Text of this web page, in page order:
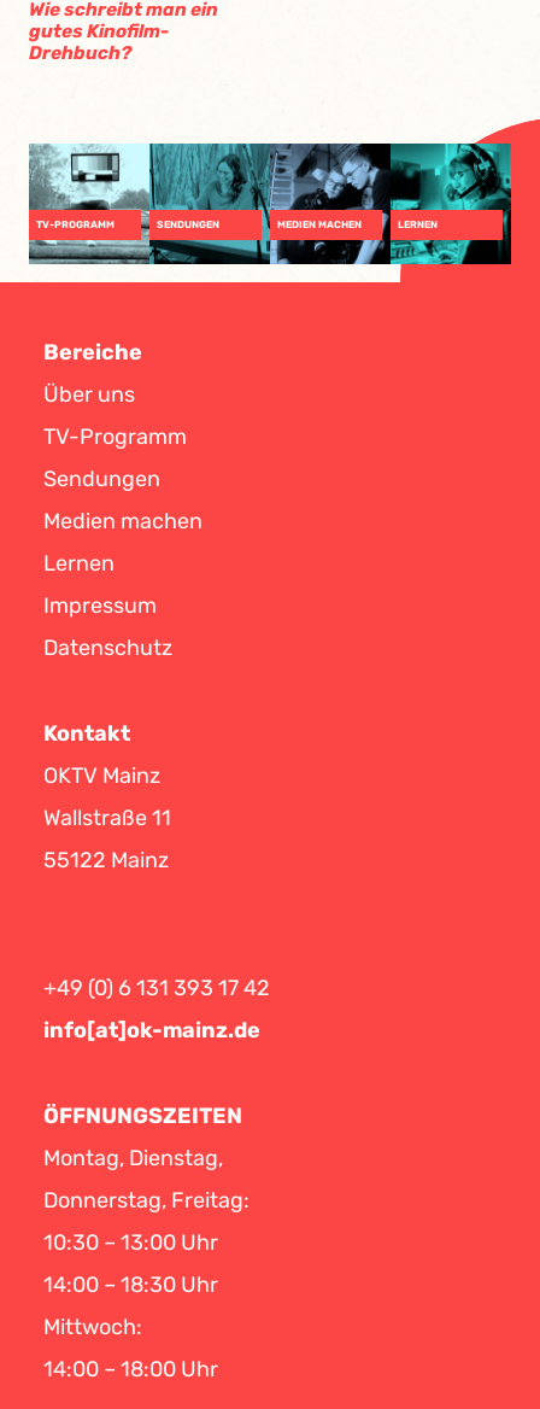
Wie schreibt man ein
gutes Kinofilm-
Drehbuch?
TV-PROGRAMM SENDUNGEN MEDIEN MACHEN LERNEN
Bereiche
Über uns
TV-Programm
Sendungen
Medien machen
Lernen
Impressum
Datenschutz
Kontakt
OKTV Mainz
Wallstraße 11
55122 Mainz
+49 (0) 6 131 393 17 42
info[at]ok-mainz.de
ÖFFNUNGSZEITEN
Montag, Dienstag,
Donnerstag, Freitag:
10:30 – 13:00 Uhr
14:00 – 18:30 Uhr
Mittwoch:
14:00 – 18:00 Uhr